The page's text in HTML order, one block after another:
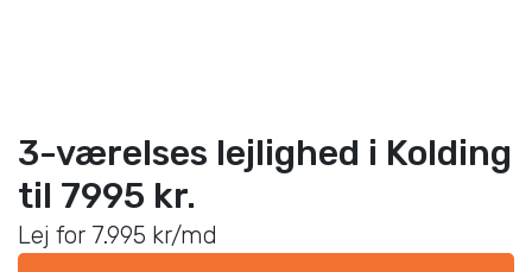
3-værelses lejlighed i Kolding
til 7995 kr.
Lej for 7.995 kr/md